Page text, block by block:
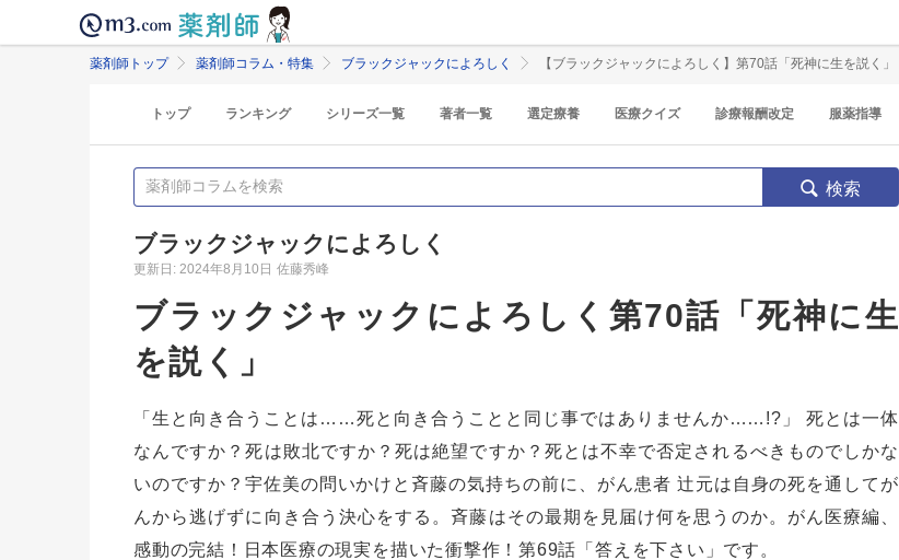
薬剤師トップ 薬剤師コラム・特集 ブラックジャックによろしく 【ブラックジャックによろしく】第70話「死神に生を説く」
トップ ランキング シリーズ一覧 著者一覧 選定療養 医療クイズ 診療報酬改定 服薬指導
検索
ブラックジャックによろしく
更新日: 2024年8月10日 佐藤秀峰
ブラックジャックによろしく第70話「死神に生
を説く」
「生と向き合うことは……死と向き合うことと同じ事ではありませんか……!?」 死とは一体
なんですか？死は敗北ですか？死は絶望ですか？死とは不幸で否定されるべきものでしかな
いのですか？宇佐美の問いかけと斉藤の気持ちの前に、がん患者 辻元は自身の死を通してが
んから逃げずに向き合う決心をする。斉藤はその最期を見届け何を思うのか。がん医療編、
感動の完結！日本医療の現実を描いた衝撃作！第69話「答えを下さい」です。